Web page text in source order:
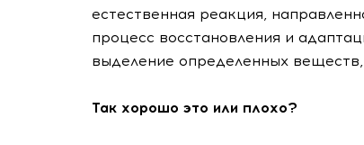
естественная реакция,
процесс восстановления и
выделение определенных
Так хорошо это или плохо?